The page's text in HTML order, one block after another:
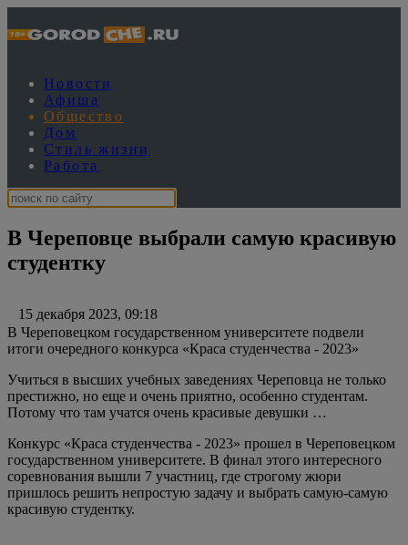
Новости
Афиша
Общество
Дом
Стиль жизни
Работа
В Череповце выбрали самую красивую
студентку
15 декабря 2023, 09:18
В Череповецком государственном университете подвели
итоги очередного конкурса «Краса студенчества - 2023»
Учиться в высших учебных заведениях Череповца не только
престижно, но еще и очень приятно, особенно студентам.
Потому что там учатся очень красивые девушки …
Конкурс «Краса студенчества - 2023» прошел в Череповецком
государственном университете. В финал этого интересного
соревнования вышли 7 участниц, где строгому жюри
пришлось решить непростую задачу и выбрать самую-самую
красивую студентку.